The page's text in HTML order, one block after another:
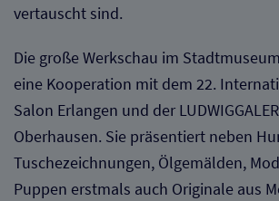
vertauscht sind.
Die große Werkschau im
eine Kooperation mit dem 22.
Salon Erlangen und der
Oberhausen. Sie präsentiert neben
Tuschezeichnungen, Ölgemälden,
Puppen erstmals auch Originale aus